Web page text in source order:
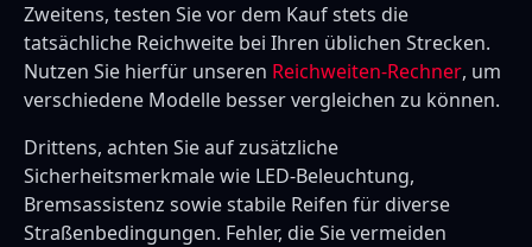
Zweitens, testen Sie vor dem Kauf stets die
tatsächliche Reichweite bei Ihren üblichen Strecken.
Nutzen Sie hierfür unseren Reichweiten-Rechner, um
verschiedene Modelle besser vergleichen zu können.
Drittens, achten Sie auf zusätzliche
Sicherheitsmerkmale wie LED-Beleuchtung,
Bremsassistenz sowie stabile Reifen für diverse
Straßenbedingungen. Fehler, die Sie vermeiden